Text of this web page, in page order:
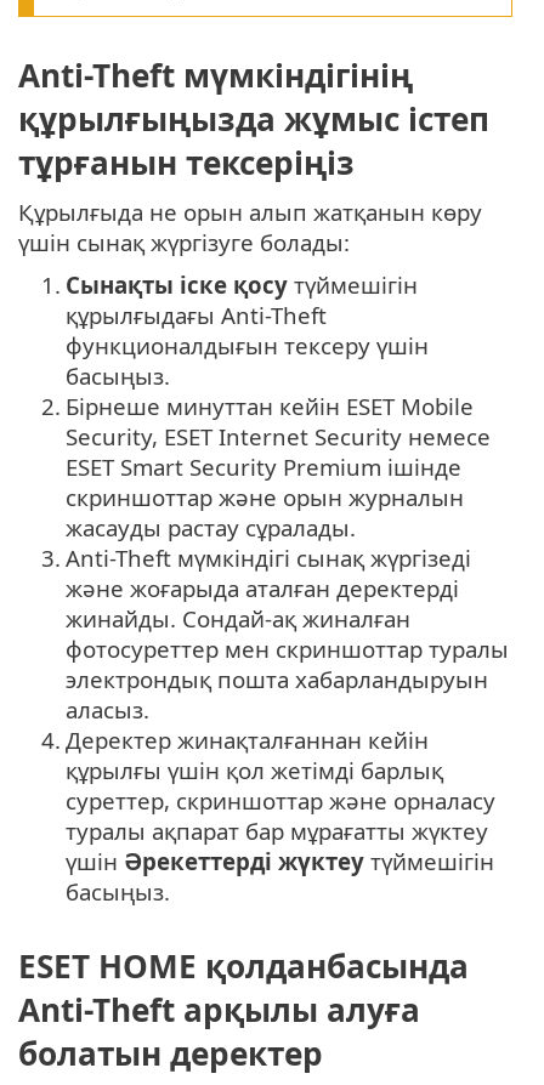
Anti-Theft мүмкіндігінің
құрылғыңызда жұмыс істеп
тұрғанын тексеріңіз
Құрылғыда не орын алып жатқанын көру
үшін сынақ жүргізуге болады:
1. Сынақты іске қосу түймешігін
құрылғыдағы Anti-Theft
функционалдығын тексеру үшін
басыңыз.
2. Бірнеше минуттан кейін ESET Mobile
Security, ESET Internet Security немесе
ESET Smart Security Premium ішінде
скриншоттар және орын журналын
жасауды растау сұралады.
3. Anti-Theft мүмкіндігі сынақ жүргізеді
және жоғарыда аталған деректерді
жинайды. Сондай-ақ жиналған
фотосуреттер мен скриншоттар туралы
электрондық пошта хабарландыруын
аласыз.
4. Деректер жинақталғаннан кейін
құрылғы үшін қол жетімді барлық
суреттер, скриншоттар және орналасу
туралы ақпарат бар мұрағатты жүктеу
үшін Әрекеттерді жүктеу түймешігін
басыңыз.
ESET HOME қолданбасында
Anti-Theft арқылы алуға
болатын деректер